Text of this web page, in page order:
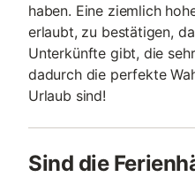
haben. Eine ziemlich
erlaubt, zu bestätigen,
Unterkünfte gibt, die
dadurch die perfekte
Urlaub sind!
Sind die